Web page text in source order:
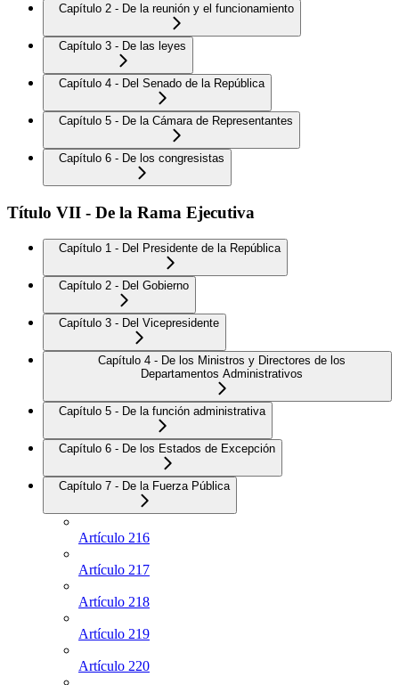
Capítulo 2 - De la reunión y el funcionamiento
Capítulo 3 - De las leyes
Capítulo 4 - Del Senado de la República
Capítulo 5 - De la Cámara de Representantes
Capítulo 6 - De los congresistas
Título VII - De la Rama Ejecutiva
Capítulo 1 - Del Presidente de la República
Capítulo 2 - Del Gobierno
Capítulo 3 - Del Vicepresidente
Capítulo 4 - De los Ministros y Directores de los
Departamentos Administrativos
Capítulo 5 - De la función administrativa
Capítulo 6 - De los Estados de Excepción
Capítulo 7 - De la Fuerza Pública
Artículo 216
Artículo 217
Artículo 218
Artículo 219
Artículo 220